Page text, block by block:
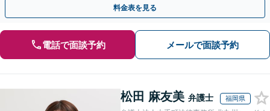
料金表を見る
電話で面談予約 メールで面談予約
松田 麻友美 弁護士 福岡県